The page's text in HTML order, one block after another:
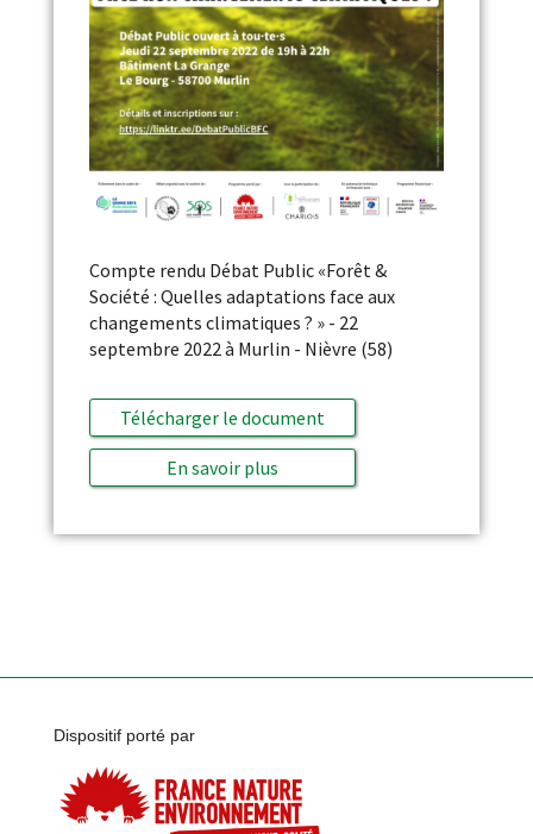
Compte rendu Débat Public «Forêt &
Société : Quelles adaptations face aux
changements climatiques ? » - 22
septembre 2022 à Murlin - Nièvre (58)
Télécharger le document
En savoir plus
Dispositif porté par